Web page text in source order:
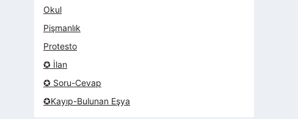
Okul
Pişmanlık
Protesto
✪ İlan
✪ Soru-Cevap
✪Kayıp-Bulunan Eşya